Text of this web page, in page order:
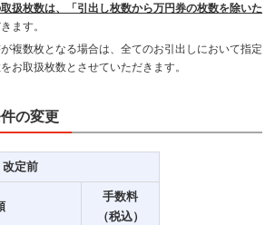
扱枚数は、「引出し枚数から万円券の枚数を除いた
ます。
複数枚となる場合は、全てのお引出しにおいて指定
お取扱枚数とさせていただきます。
の変更
改定前
手数料
（税込）